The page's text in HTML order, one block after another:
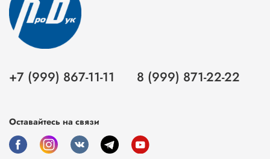
+7 (999) 867-11-11 8 (999) 871-22-22
Оставайтесь на связи